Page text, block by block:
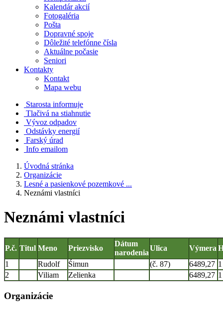
Kalendár akcií
Fotogaléria
Pošta
Dopravné spoje
Dôležité telefónne čísla
Aktuálne počasie
Seniori
Kontakty
Kontakt
Mapa webu
Starosta informuje
Tlačivá na stiahnutie
Vývoz odpadov
Odstávky energií
Farský úrad
Info emailom
Úvodná stránka
Organizácie
Lesné a pasienkové pozemkové ...
Neznámi vlastníci
Neznámi vlastníci
P.č. Titul Meno Priezvisko
Dátum
narodenia
Ulica Výmera
1
Rudolf Śimun (č. 87) 6489,27 1
2
Viliam Zelienka 6489,27 1
Organizácie